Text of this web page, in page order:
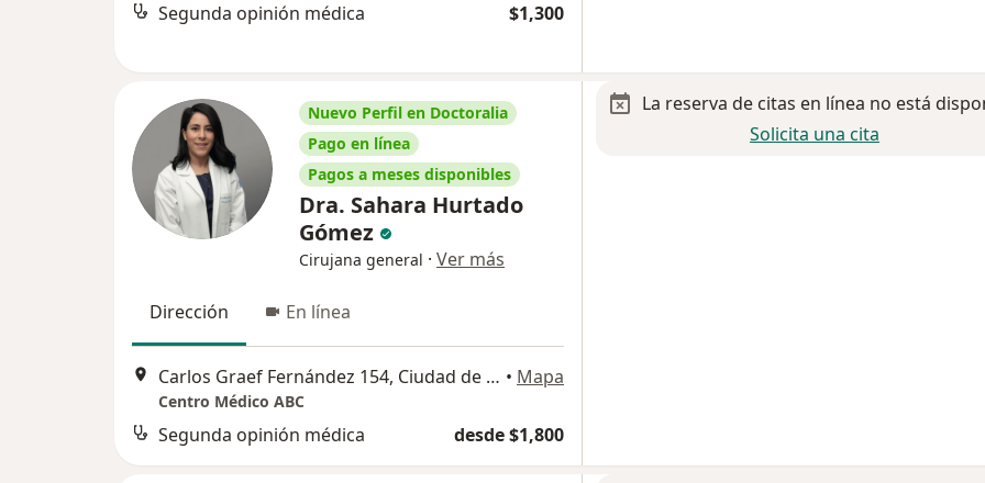
Segunda opinión médica $1,300
Nuevo Perfil en Doctoralia
Pago en línea
Pagos a meses disponibles
Dra. Sahara Hurtado
Gómez
Cirujana general · Ver más
Dirección En línea
Carlos Graef Fernández 154, Ciudad de México • Mapa
Centro Médico ABC
Segunda opinión médica desde $1,800
La reserva de citas en línea no está
Solicita una cita